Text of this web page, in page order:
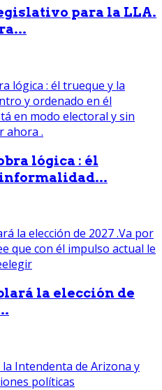
para la LLA.
lógica : él
la elección de